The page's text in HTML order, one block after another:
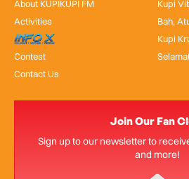
About KUPIKUPI FM
Activities
InfoX
Contest
Contact Us
Kupi
Bah,
Kupi
Join Our Fan
Sign up to our newsletter to
and more!